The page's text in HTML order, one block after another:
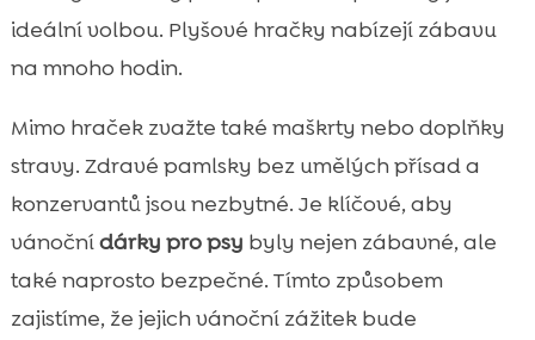
ideální volbou. Plyšové hračky nabízejí zábavu
na mnoho hodin.
Mimo hraček zvažte také maškrty nebo doplňky
stravy. Zdravé pamlsky bez umělých přísad a
konzervantů jsou nezbytné. Je klíčové, aby
vánočnídárky pro psy byly nejen zábavné, ale
také naprosto bezpečné. Tímto způsobem
zajistíme, že jejich vánoční zážitek bude